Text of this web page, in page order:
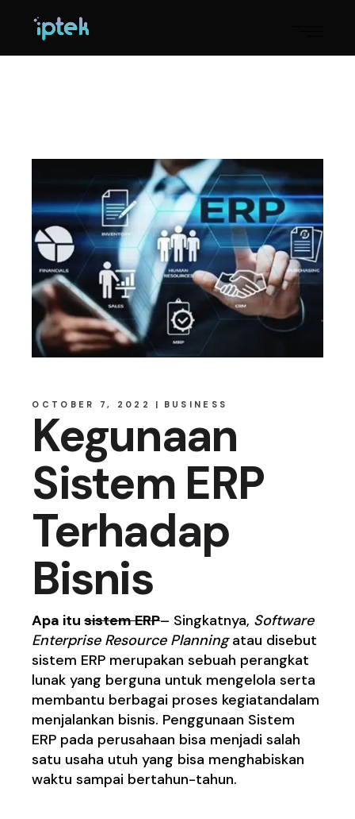
OCTOBER 7, 2022 BUSINESS
Kegunaan
Sistem ERP
Terhadap
Bisnis
Apa itusistem ERP– Singkatnya, Software
Enterprise Resource Planningatau disebut
sistem ERP merupakan sebuah perangkat
lunak yang berguna untuk mengelola serta
membantu berbagai proses kegiatandalam
menjalankan bisnis. Penggunaan Sistem
ERP pada perusahaan bisa menjadi salah
satu usaha utuh yang bisa menghabiskan
waktu sampai bertahun-tahun.